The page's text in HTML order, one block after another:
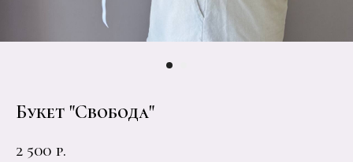
Букет "Свобода"
2 500 р.